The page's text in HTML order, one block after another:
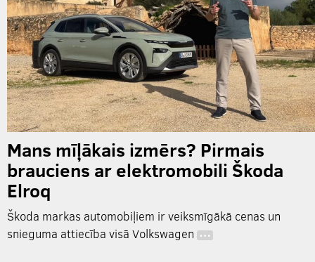
Mans mīļākais izmērs? Pirmais
brauciens ar elektromobili Škoda
Elroq
Škoda markas automobiļiem ir veiksmīgākā cenas un
snieguma attiecība visā Volkswagen …